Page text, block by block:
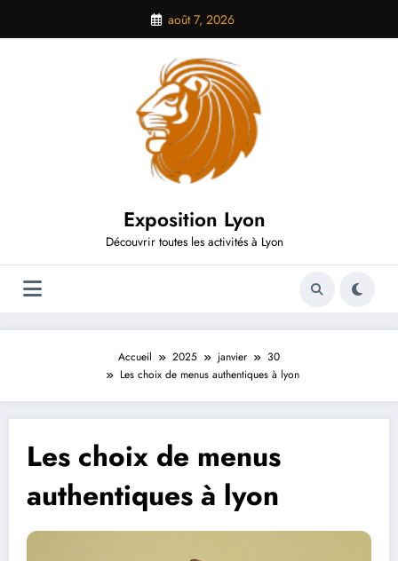
contenu
août 7, 2026
Exposition Lyon
Découvrir toutes les activités à Lyon
Accueil 2025 janvier
30
Les choix de menus authentiques à lyon
Les choix de menus
authentiques à lyon